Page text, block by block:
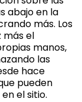
abajo en la
más. Los
más el
manos,
las
hace
pueden
el sitio.